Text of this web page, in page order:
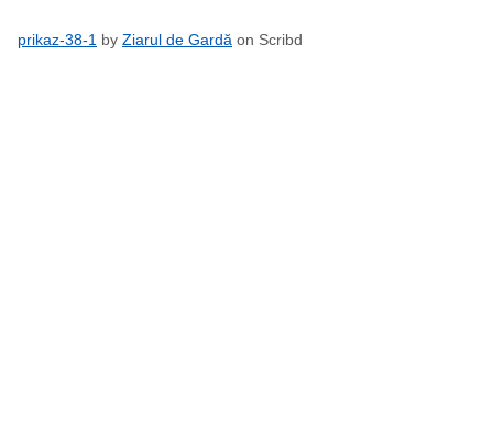
prikaz-38-1 by Ziarul de Gardă on Scribd